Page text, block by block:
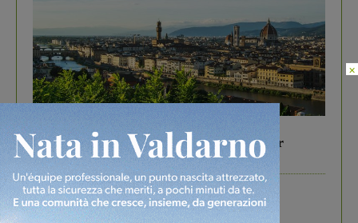
In vetrina
Gita di famiglia a Firenze: 5 idee per far
divertire i tuoi figli
×